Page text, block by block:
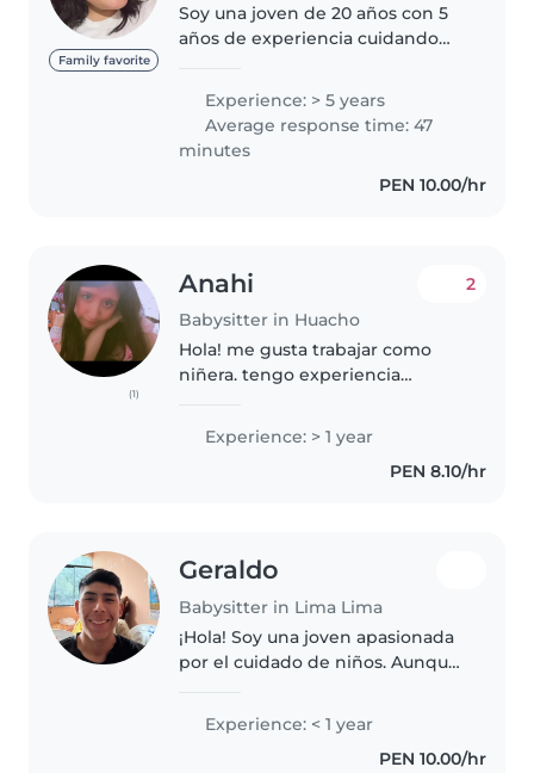
Family favorite
Soy una joven de 20 años con 5
años de experiencia cuidando
pequeños, preescolares,
escolares y adolescentes. Tengo
formación en..
Experience: > 5 years
Average response time: 47
minutes
PEN 10.00/hr
(1)
Anahi
Babysitter in Huacho
2
Hola! me gusta trabajar como
niñera. tengo experiencia
trabajando con niños y al
cuidado de bebes. Soy creativa,
Experience: > 1 year
PEN 8.10/hr
Geraldo
Babysitter in Lima Lima
¡Hola! Soy una joven apasionada
por el cuidado de niños. Aunque
y creatividad para seguir
aprendiendo y adaptarme en
este mundo. Además, estoy
Experience: < 1 year
PEN 10.00/hr